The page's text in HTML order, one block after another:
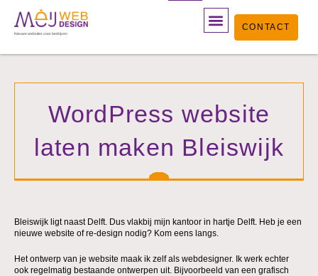
naarNieuwe websites voor bedrijven
CONTACT
WordPress website
laten maken Bleiswijk
Bleiswijk ligt naast Delft. Dus vlakbij mijn kantoor in hartje Delft. Heb je een
nieuwe website of re-design nodig? Kom eens langs.
Het ontwerp van je website maak ik zelf als webdesigner. Ik werk echter
ook regelmatig bestaande ontwerpen uit. Bijvoorbeeld van een grafisch